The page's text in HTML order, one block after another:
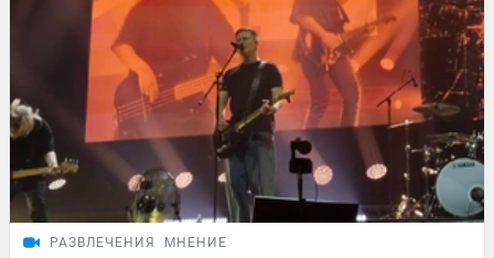
РАЗВЛЕЧЕНИЯ МНЕНИЕ